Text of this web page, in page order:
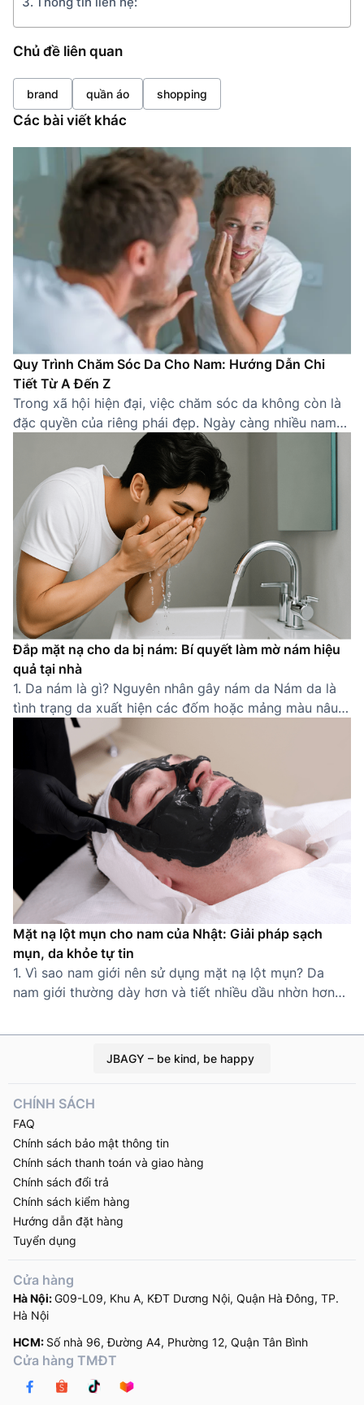
Chủ đề liên quan
brand quần áo shopping
Các bài viết khác
Quy Trình Chăm Sóc Da Cho Nam: Hướng Dẫn Chi
Tiết Từ A Đến Z
Trong xã hội hiện đại, việc chăm sóc da không còn là
đặc quyền của riêng phái đẹp. Ngày càng nhiều nam
giới nhận thức được tầm quan trọng của việc sở hữu
một làn da khỏe mạnh, sạch sẽ. Một quy trình chăm
sóc da cho nam đúng cách không chỉ giúp cải thiện
[…]
Đắp mặt nạ cho da bị nám: Bí quyết làm mờ nám hiệu
quả tại nhà
1. Da nám là gì? Nguyên nhân gây nám da Nám da là
tình trạng da xuất hiện các đốm hoặc mảng màu nâu
sẫm do sự gia tăng bất thường của sắc tố melanin.
Thường gặp ở các khu vực dễ tiếp xúc ánh nắng như
gò má, trán, mũi, quanh miệng, nám khiến […]
Mặt nạ lột mụn cho nam của Nhật: Giải pháp sạch
mụn, da khỏe tự tin
1. Vì sao nam giới nên sử dụng mặt nạ lột mụn? Da
nam giới thường dày hơn và tiết nhiều dầu nhờn hơn
thành mụn cám, mụn đầu đen. Thói quen sinh hoạt bận
rộn, ít chăm sóc da càng làm tình […]
JBAGY – be kind, be happy
Cửa hàng
Hà Nội:G09-L09, Khu A, KĐT Dương Nội, Quận Hà Đông, TP.
Hà Nội
HCM: Số nhà 96, Đường A4, Phường 12, Quận Tân Bình
Cửa hàng TMĐT
CHÍNH SÁCH
FAQ
Chính sách bảo mật thông tin
Chính sách thanh toán và giao hàng
Chính sách đổi trả
Chính sách kiểm hàng
Hướng dẫn đặt hàng
Tuyển dụng